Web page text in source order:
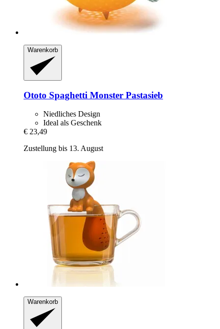
Warenkorb
Ototo Spaghetti Monster Pastasieb
Niedliches Design
Ideal als Geschenk
€ 23,49
Zustellung bis 13. August
Warenkorb